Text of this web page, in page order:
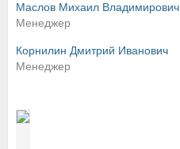
Маслов Михаил Владимирович
Менеджер
Корнилин Дмитрий Иванович
Менеджер